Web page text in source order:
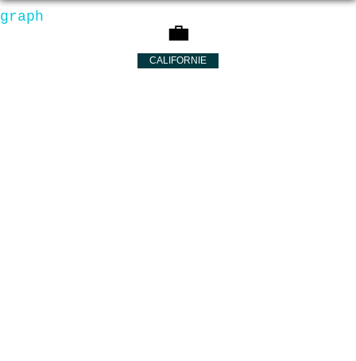
💼
CALIFORNIE